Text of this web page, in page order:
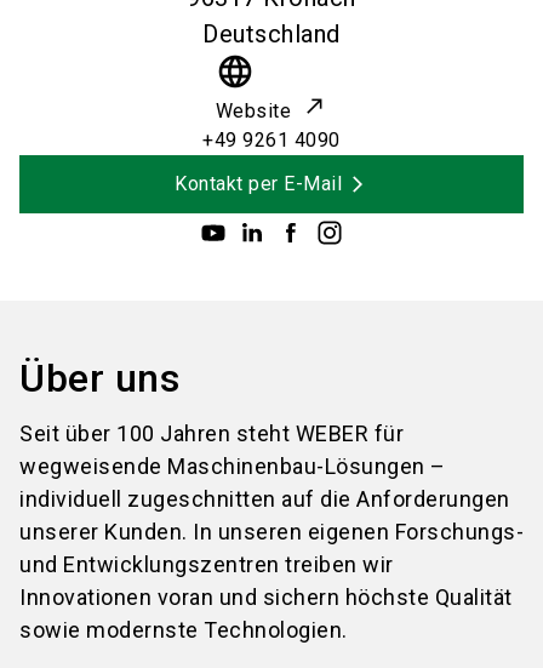
Deutschland
language
Website
+49 9261 4090
Kontakt per E-Mail
Über uns
Seit über 100 Jahren steht WEBER für
wegweisende Maschinenbau-Lösungen –
individuell zugeschnitten auf die Anforderungen
unserer Kunden. In unseren eigenen Forschungs-
und Entwicklungszentren treiben wir
Innovationen voran und sichern höchste Qualität
sowie modernste Technologien.